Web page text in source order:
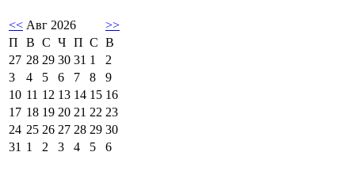
<< Авг 2026
>>
П
В С Ч П С В
27 28 29 30 31 1
2
3
4 5 6 7 8
9
10 11 12 13 14 15 16
17 18 19 20 21 22 23
24 25 26 27 28 29 30
31 1 2 3 4 5 6